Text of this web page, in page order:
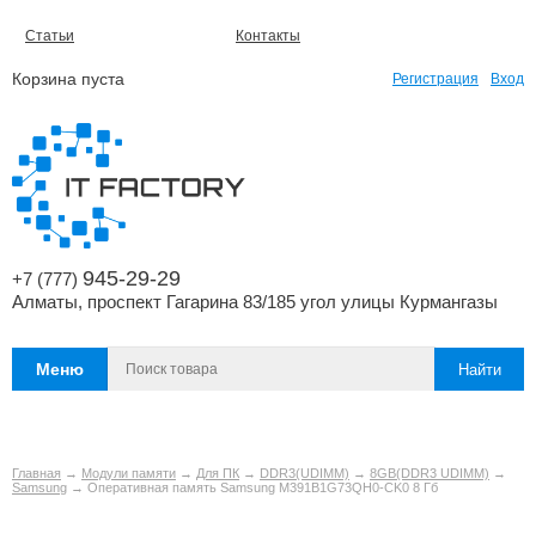
Статьи Контакты
Корзина пуста Регистрация Вход
+7 (777) 945-29-29
Алматы, проспект Гагарина 83/185 угол улицы Курмангазы
Меню
Главная → Модули памяти → Для ПК → DDR3(UDIMM) → 8GB(DDR3 UDIMM) →
Samsung → Оперативная память Samsung M391B1G73QH0-CK0 8 Гб